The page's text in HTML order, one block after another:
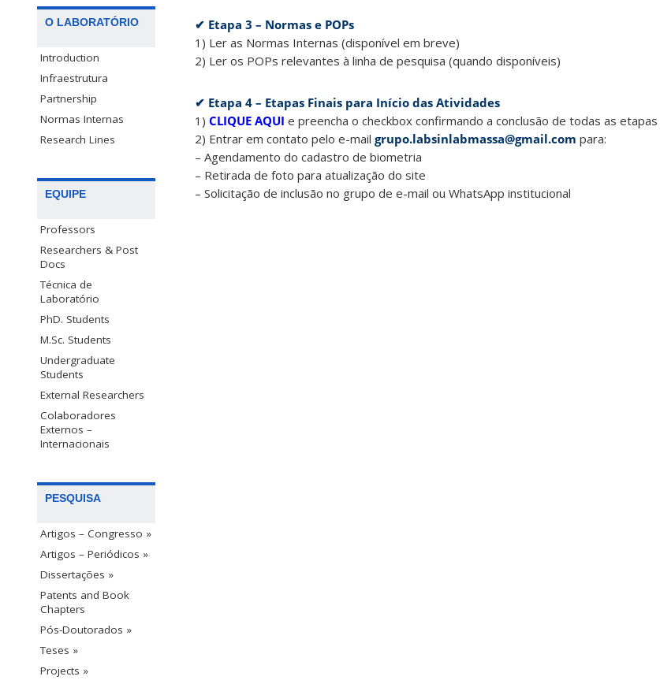
O LABORATÓRIO
Introduction
Infraestrutura
Partnership
Normas Internas
Research Lines
EQUIPE
Professors
Researchers & Post
Docs
Técnica de
Laboratório
PhD. Students
M.Sc. Students
Undergraduate
Students
External Researchers
Colaboradores
Externos –
Internacionais
PESQUISA
Artigos – Congresso »
Artigos – Periódicos »
Dissertações »
Patents and Book
Chapters
Pós-Doutorados »
Teses »
Projects »
✔ Etapa 3 – Normas e POPs
1) Ler as Normas Internas (disponível em breve)
2) Ler os POPs relevantes à linha de pesquisa (quando disponíveis)
✔ Etapa 4 – Etapas Finais para Início das Atividades
1) CLIQUE AQUI e preencha o checkbox confirmando a conclusão de todas as etapas
2) Entrar em contato pelo e-mail grupo.labsinlabmassa@gmail.com para:
– Agendamento do cadastro de biometria
– Retirada de foto para atualização do site
– Solicitação de inclusão no grupo de e-mail ou WhatsApp institucional